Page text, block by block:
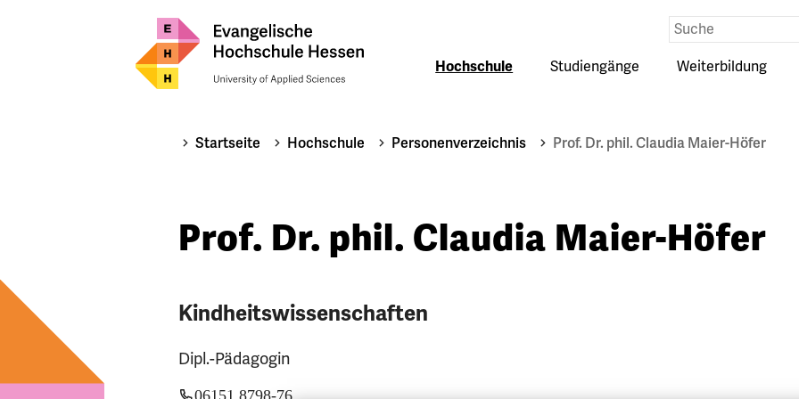
Eingabe
Suche
Hochschule
Untermenü
Studiengänge
Untermenü
Weiterbildung
Untermenü
Startseite Hochschule Personenverzeichnis Prof. Dr. phil. Claudia Maier-Höfer
Prof. Dr. phil. Claudia Maier-Höfer
Kindheitswissenschaften
Dipl.-Pädagogin
06151 8798-76